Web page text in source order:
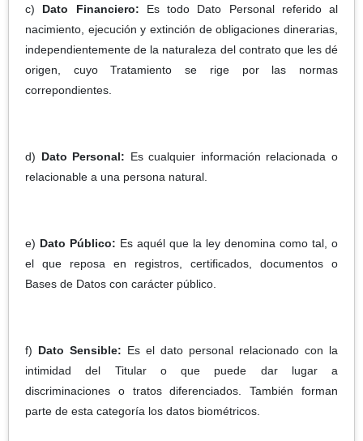
c) Dato Financiero: Es todo Dato Personal referido al
nacimiento, ejecución y extinción de obligaciones dinerarias,
independientemente de la naturaleza del contrato que les dé
origen, cuyo Tratamiento se rige por las normas
correpondientes.
d) Dato Personal: Es cualquier información relacionada o
relacionable a una persona natural.
e) Dato Público: Es aquél que la ley denomina como tal, o
el que reposa en registros, certificados, documentos o
Bases de Datos con carácter público.
f) Dato Sensible: Es el dato personal relacionado con la
intimidad del Titular o que puede dar lugar a
discriminaciones o tratos diferenciados. También forman
parte de esta categoría los datos biométricos.